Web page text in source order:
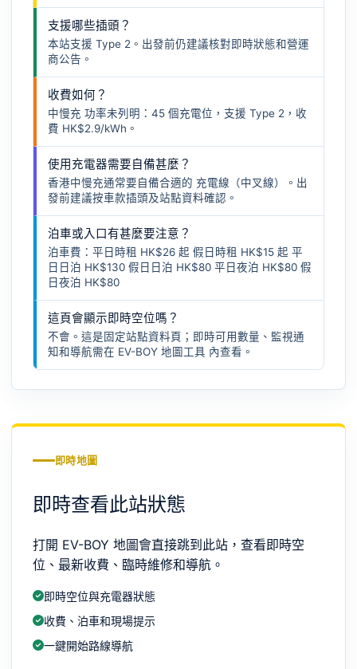
支援哪些插頭？
本站支援 Type 2。出發前仍建議核對即時狀態和營運
商公告。
收費如何？
中慢充 功率未列明：45 個充電位，支援 Type 2，收
費 HK$2.9/kWh。
使用充電器需要自備甚麼？
香港中慢充通常要自備合適的 充電線（中叉線）
。出
發前建議按車款插頭及站點資料確認。
泊車或入口有甚麼要注意？
泊車費：平日時租 HK$26 起 假日時租 HK$15 起 平
日日泊 HK$130 假日日泊 HK$80 平日夜泊 HK$80 假
日夜泊 HK$80
這頁會顯示即時空位嗎？
不會。這是固定站點資料頁；即時可用數量、監視通
知和導航需在 EV-BOY 地圖工具 內查看。
即時地圖
即時查看此站狀態
打開 EV-BOY 地圖會直接跳到此站，查看即時空
位、最新收費、臨時維修和導航。
即時空位與充電器狀態
收費、泊車和現場提示
一鍵開始路線導航